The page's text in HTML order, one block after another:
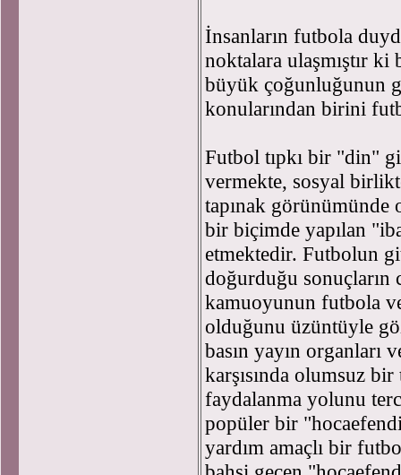
İnsanların futbola
noktalara ulaşmıştır
büyük çoğunluğunun
konularından birini
Futbol tıpkı bir "din"
vermekte, sosyal
tapınak
bir biçimde yapılan
etmektedir. Futbolun
doğurduğu sonuçların
kamuoyunun futbola
olduğunu üzüntüyle
basın yayın
karşısında olumsuz
faydalanma yolunu
popüler bir
yardım amaçlı bir